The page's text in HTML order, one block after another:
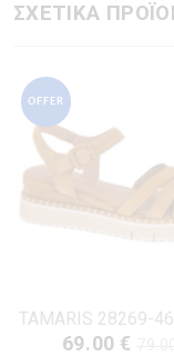
ΣΧΕΤΙΚΑ
OFFER
69.00 €